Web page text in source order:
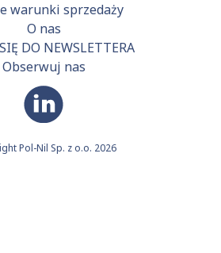
warunki sprzedaży
O nas
DO NEWSLETTERA
Obserwuj nas
Pol-Nil Sp. z o.o. 2026